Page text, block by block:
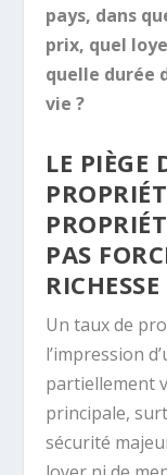
pays, dans
prix, quel
quelle durée
vie ?
LE PIÈGE
PAS
RICHESSE
Un taux de
l’impression
partiellement
principale,
sécurité